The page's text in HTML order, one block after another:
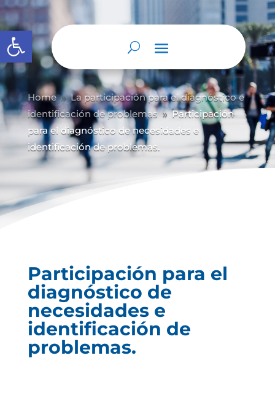
Abrir barra de herramientas
Home 9 La participación para el diagnóstico e
identificación de problemas 9 Participación
para el diagnóstico de necesidades e
identificación de problemas.
Participación para el
diagnóstico de
necesidades e
identificación de
problemas.